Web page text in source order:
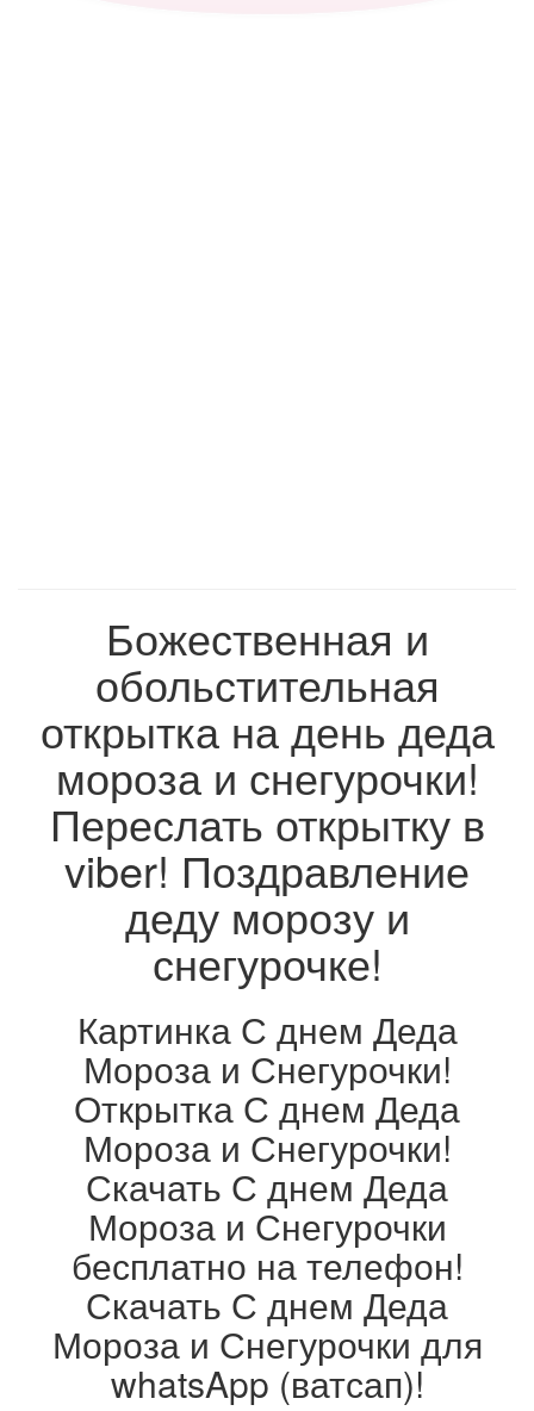
Божественная и
обольстительная
открытка на день деда
мороза и снегурочки!
Переслать открытку в
viber! Поздравление
деду морозу и
снегурочке!
Картинка С днем Деда
Мороза и Снегурочки!
Открытка С днем Деда
Мороза и Снегурочки!
Скачать С днем Деда
Мороза и Снегурочки
бесплатно на телефон!
Скачать С днем Деда
Мороза и Снегурочки для
whatsApp (ватсап)!